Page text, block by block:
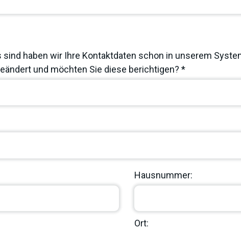
sind haben wir Ihre Kontaktdaten schon in unserem
und möchten Sie diese berichtigen? *
Hausnummer:
Ort: